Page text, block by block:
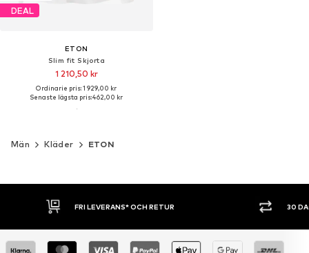
DEAL
ETON
Slim fit Skjorta
1 210,50 kr
Ordinarie pris: 1 929,00 kr
Senaste lägsta pris:462,00 kr
Män Kläder ETON
30 DAGARS ÖPPET KÖP SHOPPA NU.